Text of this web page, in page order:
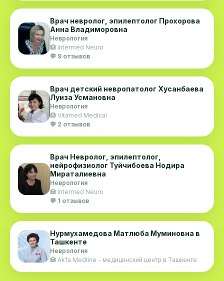
Врач невролог, эпилептолог Прохорова
Анна Владиморовна
Неврология
🏥 Intermed Neuro
💬 9 отзывов
Врач детский невропатолог Хусанбаева
Луиза Усмановна
Неврология
🏥 Vitamed Medical
💬 2 отзывов
Врач Невролог, эпилептолог,
нейрофизиолог Туйчибоева Нодира
Мираталиевна
Неврология
🏥 Intermed Neuro
💬 1 отзывов
Нурмухамедова Матлюба Муминовна в
Ташкенте
Неврология
🏥 Akfa Medline - медицинский центр в Ташкенте